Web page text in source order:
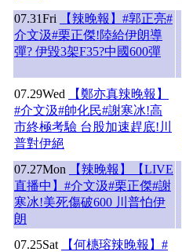
07.31Fri
【辣晚報】#郭正亮#
介文汲#栗正傑!陸給伊朗導
彈? 伊毀3架F35?中國600彈
07.29Wed
【鄭亦真辣晚報】
#介文汲#帥化民#謝寒冰!高
市終極考驗 台股加速趕底!川
普對伊絕
07.27Mon
【辣晚報】【LIVE
直播中】#介文汲#栗正傑#謝
寒冰!美死傷破600 川普怕伊
朗
07.25Sat
【何橞瑢辣晚報】#